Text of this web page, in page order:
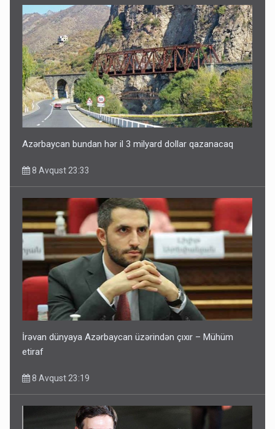
Paşinyan Əliyevə zəng etməsindən danışdı
8 Avqust 16:18
Azərbaycan bundan hər il 3 milyard dollar qazanacaq
8 Avqust 23:33
İrəvan dünyaya Azərbaycan üzərindən çıxır – Mühüm
etiraf
8 Avqust 23:19